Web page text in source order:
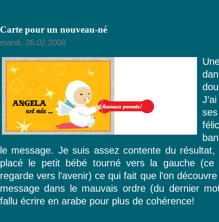
Carte pour un nouveau-né
mardi, 26.02.2008
le message. Je suis assez contente du résultat,
placé le petit bébé tourné vers la gauche
regarde vers l’avenir) ce qui fait que l’on
message dans le mauvais ordre (du dernier
fallu écrire en arabe pour plus de cohérence!